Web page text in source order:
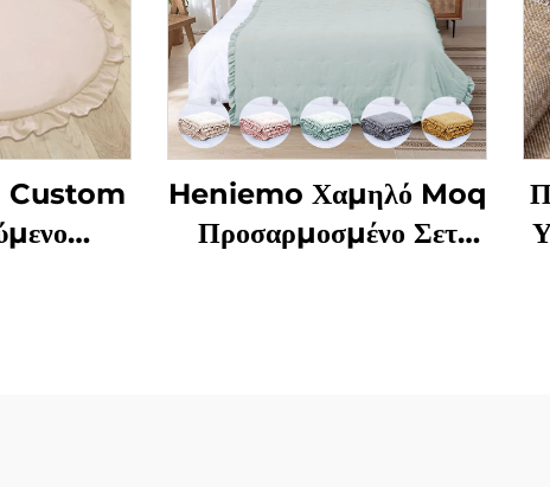
Custom
Heniemo Χαμηλό Moq
Προσαρμοσμένο Σετ